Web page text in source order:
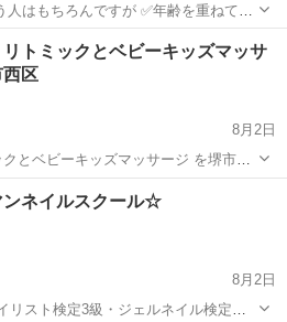
もちろんですが ✅年齢を重ねて、
に話しているのに、よく聞き返される
高い音が出しにくくなった方 必見👀
快眠
トミックとベビーキッズマッサ
区
8月2日
ベビーマッサージ
ンネイルスクール☆
8月2日
リスト検定3級・ジェルネイル検定初